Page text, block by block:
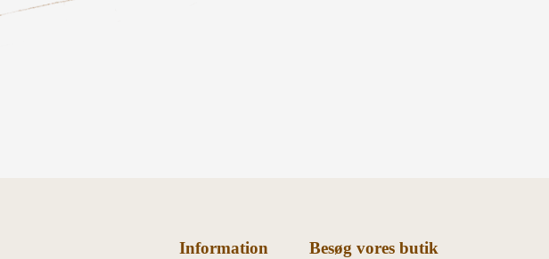
Information Besøg vores butik